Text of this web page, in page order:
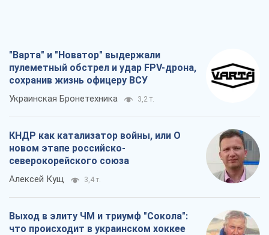
"Варта" и "Новатор" выдержали
пулеметный обстрел и удар FPV-дрона,
сохранив жизнь офицеру ВСУ
Украинская Бронетехника 3,2 т.
КНДР как катализатор войны, или О
новом этапе российско-
северокорейского союза
Алексей Кущ 3,4 т.
Выход в элиту ЧМ и триумф "Сокола":
что происходит в украинском хоккее